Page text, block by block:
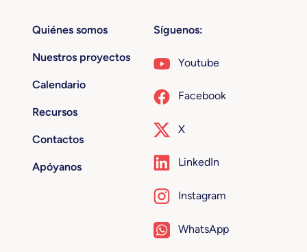
Quiénes somos
Nuestros proyectos
Calendario
Recursos
Contactos
Apóyanos
Síguenos:
Youtube
Facebook
X
LinkedIn
Instagram
WhatsApp